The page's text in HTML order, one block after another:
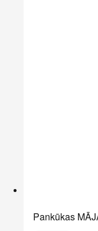
Pankūkas